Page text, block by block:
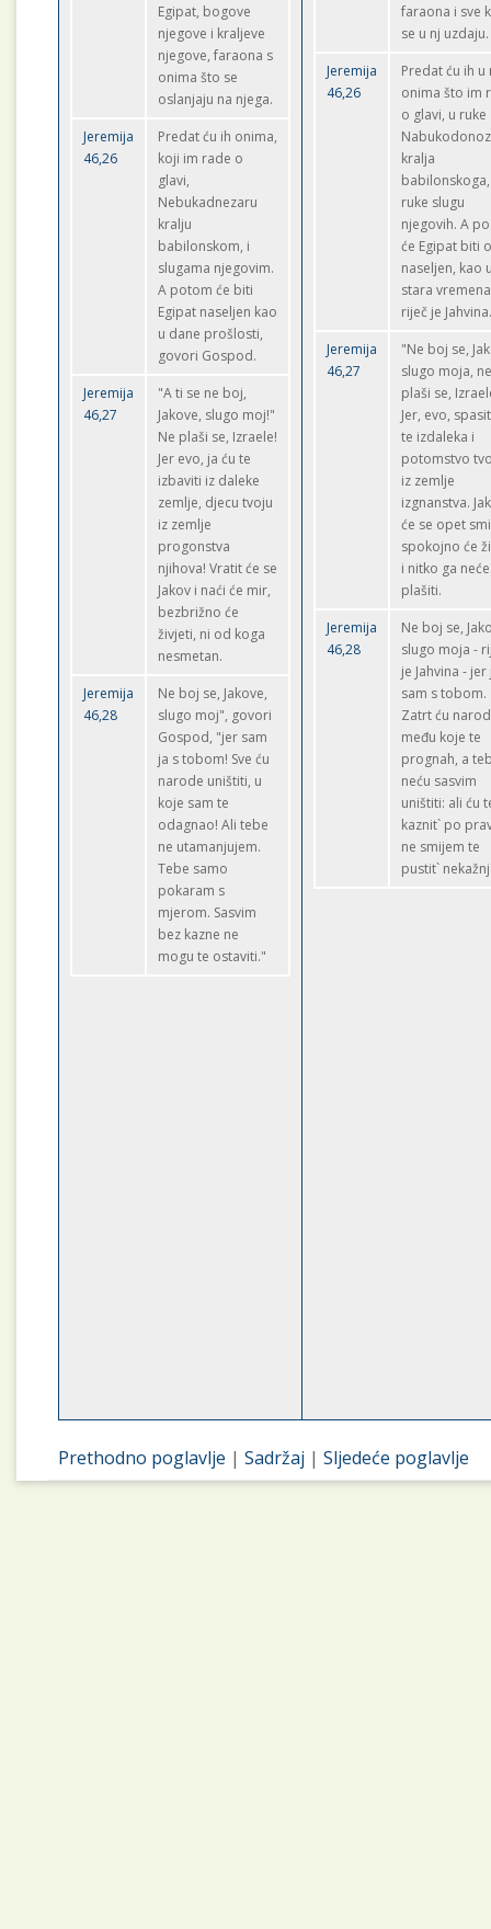
Egipat, bogove
njegove i kraljeve
njegove, faraona s
onima što se
oslanjaju na njega.
Jeremija
46,26
Predat ću ih onima,
koji im rade o
glavi,
Nebukadnezaru
kralju
babilonskom, i
slugama njegovim.
A potom će biti
Egipat naseljen kao
u dane prošlosti,
govori Gospod.
Jeremija
46,27
"A ti se ne boj,
Jakove, slugo moj!"
Ne plaši se, Izraele!
Jer evo, ja ću te
izbaviti iz daleke
zemlje, djecu tvoju
iz zemlje
progonstva
njihova! Vratit će se
Jakov i naći će mir,
bezbrižno će
živjeti, ni od koga
nesmetan.
Jeremija
46,28
Ne boj se, Jakove,
slugo moj", govori
Gospod, "jer sam
ja s tobom! Sve ću
narode uništiti, u
koje sam te
odagnao! Ali tebe
ne utamanjujem.
Tebe samo
pokaram s
mjerom. Sasvim
bez kazne ne
mogu te ostaviti."
faraona i sve
se u nj uzdaju.
Jeremija
46,26
Predat ću ih u
onima što im
o glavi, u ruke
kralja
ruke slugu
njegovih. A
će Egipat biti
naseljen, kao
stara
riječ je
Jeremija
46,27
"Ne boj se,
slugo moja,
plaši se,
Jer, evo,
te izdaleka i
potomstvo
iz zemlje
izgnanstva.
će se opet
spokojno će
i nitko ga neće
plašiti.
Jeremija
46,28
Ne boj se,
slugo moja -
je Jahvina - jer
sam s tobom.
Zatrt ću
među koje te
prognah, a
neću sasvim
uništiti: ali ću
kaznit` po
ne smijem te
pustit`
Prethodno poglavlje |Sadržaj |Sljedeće poglavlje